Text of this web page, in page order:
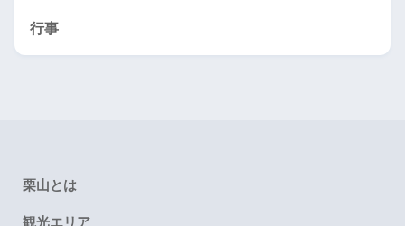
行事
栗山とは
観光エリア